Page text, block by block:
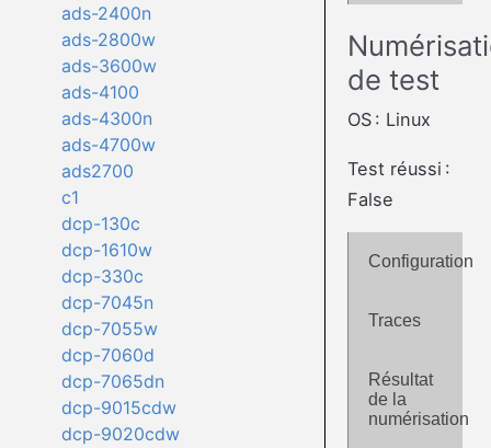
ads-2400n
ads-2800w
ads-3600w
ads-4100
ads-4300n
ads-4700w
ads2700
c1
dcp-130c
dcp-1610w
dcp-330c
dcp-7045n
dcp-7055w
dcp-7060d
dcp-7065dn
dcp-9015cdw
dcp-9020cdw
de test
OS : Linux
Test réussi :
False
Configuration
Traces
Résultat
de la
numérisation